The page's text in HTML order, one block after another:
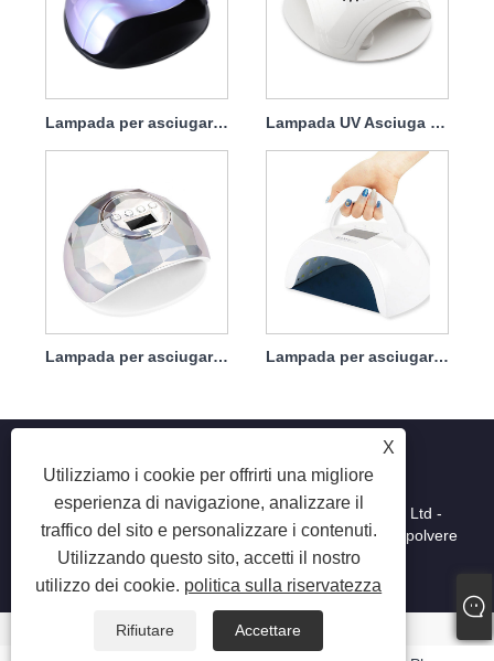
Lampada per asciugare le unghie in gel Greenlife 120w
Lampada per asciugare le unghie per smalto per unghie 86w Lampada per asciugare le unghie, bianca, a polimerizzazione rapida, portatile da 80 W
X
Utilizziamo i cookie per offrirti una migliore
esperienza di navigazione, analizzare il
traffico del sito e personalizzare i contenuti.
Utilizzando questo sito, accetti il ​​nostro
utilizzo dei cookie. politica sulla riservatezza
Rifiutare Accettare
Copyright © 2025 Shenzhen Ruina Optoelectronic Co., Ltd -
Lampada per unghie, trapano per unghie, collettore di polvere
per unghie - Tutti i diritti riservati.